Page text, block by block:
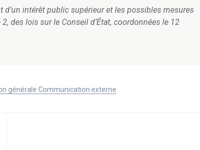
d’un intérêt public supérieur et les possibles mesures
des lois sur le Conseil d’État, coordonnées le 12
générale Communication externe